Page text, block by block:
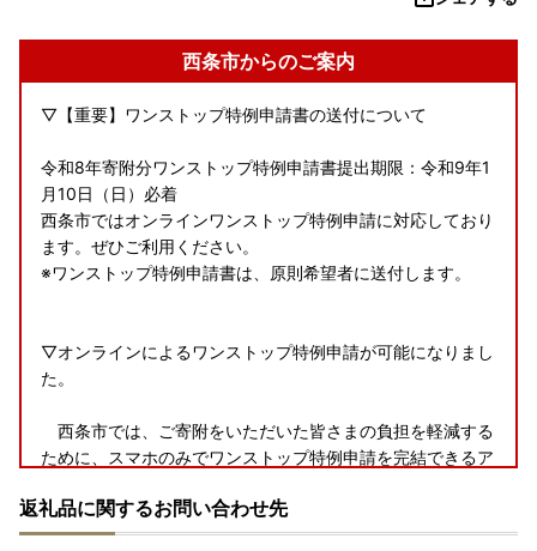
西条市からのご案内
▽【重要】ワンストップ特例申請書の送付について
令和8年寄附分ワンストップ特例申請書提出期限：令和9年1
月10日（日）必着
西条市ではオンラインワンストップ特例申請に対応しており
ます。ぜひご利用ください。
※ワンストップ特例申請書は、原則希望者に送付します。
▽オンラインによるワンストップ特例申請が可能になりまし
た。
西条市では、ご寄附をいただいた皆さまの負担を軽減する
ために、スマホのみでワンストップ特例申請を完結できるア
「ふるまど」を併せてご利用いただくことで、煩わしい書類
の送付が、オンラインで完結できる、大変便利なサービスと
返礼品に関するお問い合わせ先